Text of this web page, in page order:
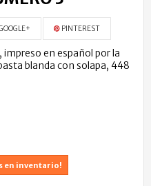
PINTEREST
en español por la
blanda con solapa, 448
en inventario!